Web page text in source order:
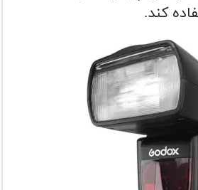
کند.